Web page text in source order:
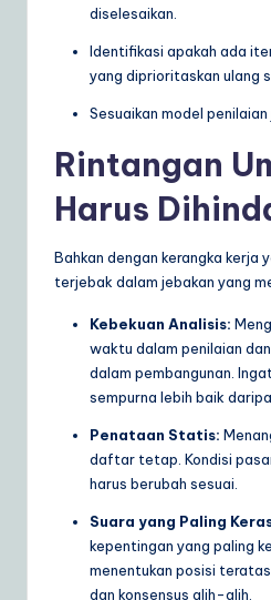
diselesaikan.
Identifikasi apakah ada
yang diprioritaskan ulang
Sesuaikan model penilaian
Rintangan
Harus
Bahkan dengan kerangka kerja
terjebak dalam jebakan yang
Kebekuan Analisis:
waktu dalam penilaian
dalam pembangunan.
sempurna lebih baik
Penataan Statis:
daftar tetap. Kondisi
harus berubah sesuai.
Suara yang Paling
kepentingan yang paling
menentukan posisi
dan konsensus alih-alih.